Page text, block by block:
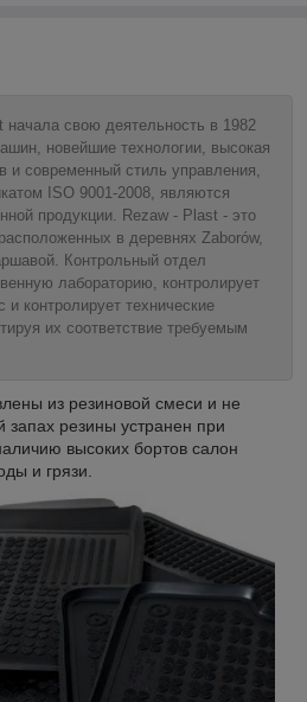
свою деятельность в 1982
новейшие технологии, высокая
и современный стиль управления,
ISO 9001-2008, являются
продукции. Rezaw - Plast - это
в деревнях Zaborów,
Контрольный отдел
лабораторию, контролирует
и контролирует технические
их соответствие требуемым
из резиновой смеси и не
резины устранен при
высоких бортов салон
и грязи.